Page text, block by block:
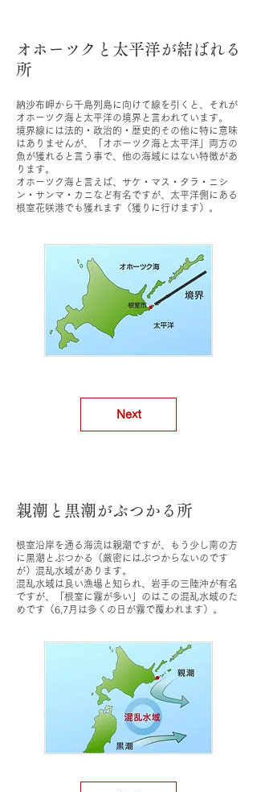
​オホーツクと太平洋が結ばれる
所
納沙布岬から千島列島に向けて線を引くと、それが
オホーツク海と太平洋の境界と言われています。
境界線には法的・政治的・歴史的その他に特に意味
はありませんが、「オホーツク海と太平洋」両方の
魚が獲れると言う事で、他の海域にはない特徴があ
ります。
オホーツク海と言えば、サケ・マス・タラ・ニシ
ン・サンマ・カニなど有名ですが、太平洋側にある
根室花咲港でも獲れます（獲りに行けます）。
Next
親潮と黒潮がぶつかる所
根室沿岸を通る海流は親潮ですが、もう少し南の方
に黒潮とぶつかる（厳密にはぶつからないのです
が）混乱水域があります。
混乱水域は良い漁場と知られ、岩手の三陸沖が有名
ですが、「根室に霧が多い」のはこの混乱水域のた
めです（6,7月は多くの日が霧で覆われます）。